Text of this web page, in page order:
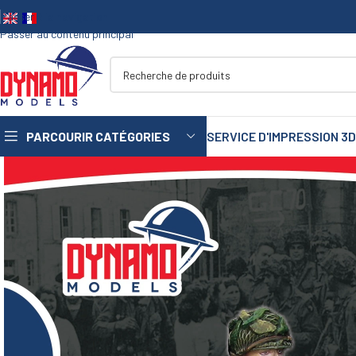
Passer à la navigation
Passer au contenu principal
PARCOURIR CATÉGORIES
1/35
1/48
1/16
75
mm
SERVICE D'IMPRESSION